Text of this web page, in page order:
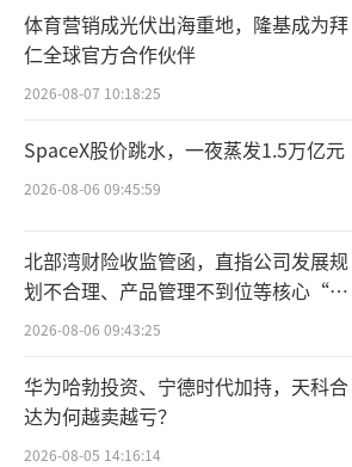
体育营销成光伏出海重地，隆基成为拜
仁全球官方合作伙伴
2026-08-07 10:18:25
SpaceX股价跳水，一夜蒸发1.5万亿元
2026-08-06 09:45:59
北部湾财险收监管函，直指公司发展规
划不合理、产品管理不到位等核心“痛
点”
2026-08-06 09:43:25
华为哈勃投资、宁德时代加持，天科合
达为何越卖越亏？
2026-08-05 14:16:14